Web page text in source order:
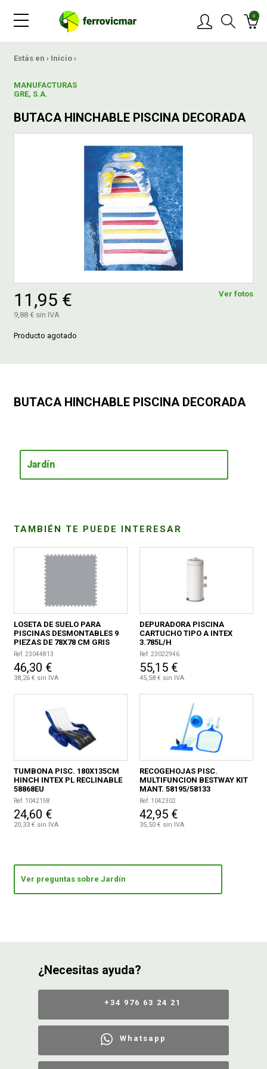
0
Estás en › Inicio ›
MANUFACTURAS
GRE, S.A.
BUTACA HINCHABLE PISCINA DECORADA
Ver fotos
11,95 €
9,88 € sin IVA
Producto agotado
BUTACA HINCHABLE PISCINA DECORADA
Jardín
TAMBIÉN TE PUEDE INTERESAR
LOSETA DE SUELO PARA
PISCINAS DESMONTABLES 9
PIEZAS DE 78X78 CM GRIS
Ref. 23044813
46,30 €
38,26 € sin IVA
DEPURADORA PISCINA
CARTUCHO TIPO A INTEX
3.785L/H
Ref. 23022946
55,15 €
45,58 € sin IVA
TUMBONA PISC. 180X135CM
HINCH INTEX PL RECLINABLE
58868EU
Ref. 1042158
24,60 €
20,33 € sin IVA
RECOGEHOJAS PISC.
MULTIFUNCION BESTWAY KIT
MANT. 58195/58133
Ref. 1042302
42,95 €
35,50 € sin IVA
Ver preguntas sobre Jardín
¿Necesitas ayuda?
+34 976 63 24 21
Whatsapp
NOVEDADES
BLOG
CONTACTAR
FORMAS DE PAGO
CONDICIONES